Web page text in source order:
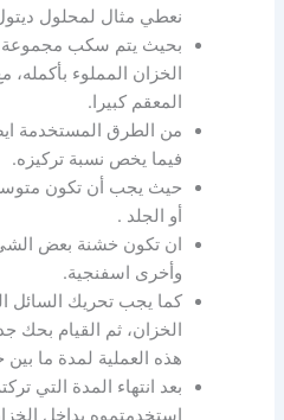
نعطي مثال لمحلول
بحيث يتم سكب مجموعة
الخزان المملوء
المعقم كبيرا.
من الطرق المستخدمة
فيما يخص نسبة تركيزه.
حيث يجب أن تكون
أو الجلد .
ان تكون خشنة بعض
وأخرى اسفنجية.
كما يجب تحريك السائل
الخزان، ثم القيام بحك
هذه العملية لمدة ما
بعد انتهاء المدة التي